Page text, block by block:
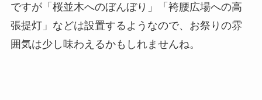
ですが「桜並木へのぼんぼり」「袴腰広場への高
張提灯」などは設置するようなので、お祭りの雰
囲気は少し味わえるかもしれませんね。